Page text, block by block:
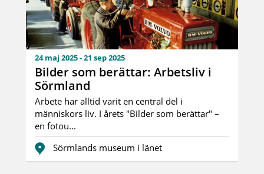
24 maj 2025 - 21 sep 2025
Bilder som berättar: Arbetsliv i
Sörmland
Arbete har alltid varit en central del i
människors liv. I årets "Bilder som berättar" –
en fotou...
Sörmlands museum i länet